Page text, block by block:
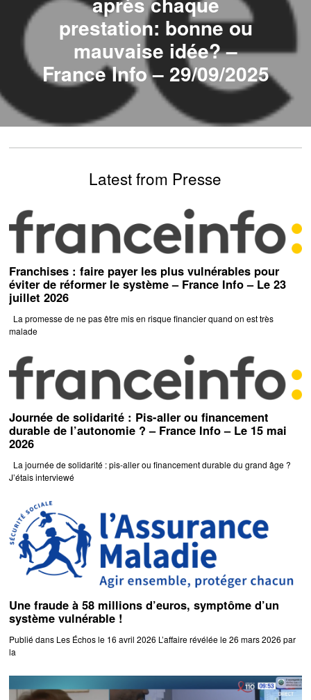
prestation: bonne ou
mauvaise idée? –
France Info – 29/09/2025
Latest from Presse
Franchises : faire payer les plus vulnérables pour
éviter de réformer le système – France Info – Le 23
juillet 2026
La promesse de ne pas être mis en risque financier quand on est très
malade
Journée de solidarité : Pis-aller ou financement
durable de l’autonomie ? – France Info – Le 15 mai
2026
La journée de solidarité : pis-aller ou financement durable du grand âge ?
J’étais interviewé
Une fraude à 58 millions d’euros, symptôme d’un
système vulnérable !
Publié dans Les Échos le 16 avril 2026 L’affaire révélée le 26 mars 2026 par
la